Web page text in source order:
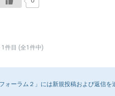
1件目 (全1件中)
ォーラム２」には新規投稿および返信を